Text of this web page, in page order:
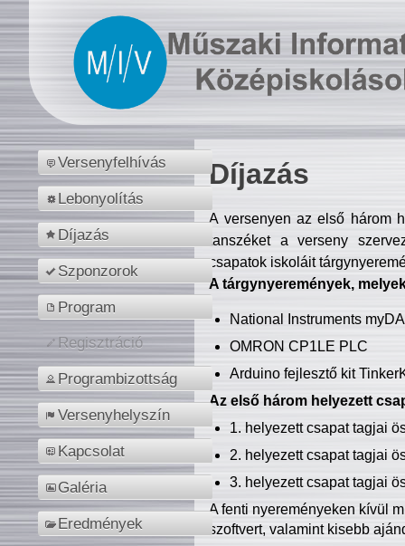
Versenyfelhívás
Lebonyolítás
Díjazás
Szponzorok
Program
Regisztráció
Programbizottság
Versenyhelyszín
Kapcsolat
Galéria
Eredmények
Díjazás
A versenyen az első három
tanszéket a verseny
csapatok iskoláit
A tárgynyeremények,
National Instruments
OMRON CP1LE PLC
Arduino fejlesztő kit
Az első három helyezett
1. helyezett csapat tagjai
2. helyezett csapat tagjai
3. helyezett csapat tagjai
A fenti nyereményeken kívül
szoftvert, valamint kisebb